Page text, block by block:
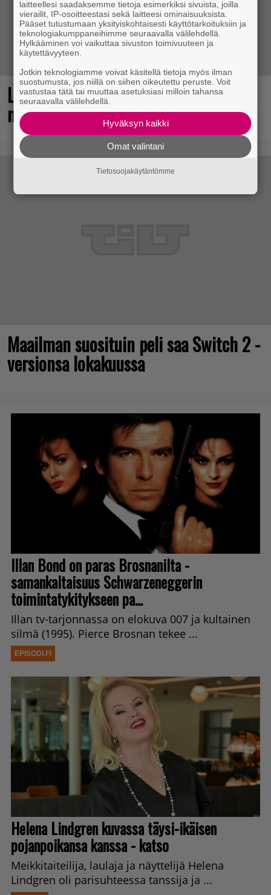
Loistopeli Steamistä maksutta –
mutta pidä kiirettä lataamisen kanssa
Maailman suosituin peli saa Switch 2 -
versionsa lokakuussa
laitteellesi saadaksemme tietoja esimerkiksi sivuista, joilla
vierailit, IP-osoitteestasi sekä laitteesi ominaisuuksista.
Pääset tutustumaan yksityiskohtaisesti käyttötarkoituksiin ja
teknologiakumppaneihimme seuraavalla välilehdellä.
Hylkääminen voi vaikuttaa sivuston toimivuuteen ja
käytettävyyteen.
Jotkin teknologiamme voivat käsitellä tietoja myös ilman
suostumusta, jos niillä on siihen oikeutettu peruste. Voit
vastustaa tätä tai muuttaa asetuksiasi milloin tahansa
seuraavalla välilehdellä.
Hyväksyn kaikki
Omat valintani
Tietosuojakäytäntömme